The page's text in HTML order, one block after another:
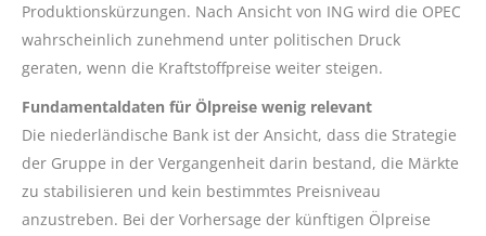
Produktionskürzungen. Nach Ansicht von ING wird die OPEC
wahrscheinlich zunehmend unter politischen Druck
geraten, wenn die Kraftstoffpreise weiter steigen.
Fundamentaldaten für Ölpreise wenig relevant
Die niederländische Bank ist der Ansicht, dass die Strategie
der Gruppe in der Vergangenheit darin bestand, die Märkte
zu stabilisieren und kein bestimmtes Preisniveau
anzustreben. Bei der Vorhersage der künftigen Ölpreise